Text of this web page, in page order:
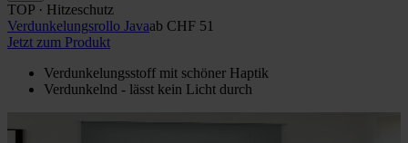
TOP · Hitzeschutz
Verdunkelungs­rollo Javaab CHF 51
Jetzt zum Produkt
Verdunkelungsstoff mit schöner Haptik
Verdunkelnd - lässt kein Licht durch